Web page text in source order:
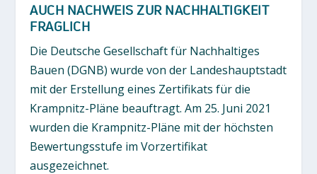
AUCH NACHWEIS ZUR NACHHALTIGKEIT
FRAGLICH
Die Deutsche Gesellschaft für Nachhaltiges
Bauen (DGNB) wurde von der Landeshauptstadt
mit der Erstellung eines Zertifikats für die
Krampnitz-Pläne beauftragt. Am 25. Juni 2021
wurden die Krampnitz-Pläne mit der höchsten
Bewertungsstufe im Vorzertifikat
ausgezeichnet.